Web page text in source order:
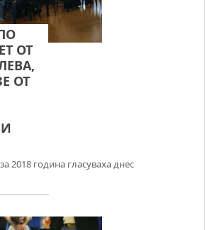
ОТ
ОТ
2018 година гласуваха днес